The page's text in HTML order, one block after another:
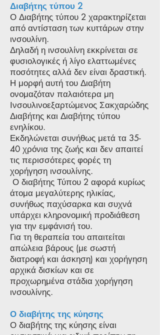
Διαβήτης τύπου 2
Ο Διαβήτης τύπου 2 χαρακτηρίζεται
από αντίσταση των κυττάρων στην
ινσουλίνη.
Δηλαδή η ινσουλίνη εκκρίνεται σε
φυσιολογικές ή λίγο ελαττωμένες
ποσότητες αλλά δεν είναι δραστική.
Η μορφή αυτή του Διαβήτη
ονομαζόταν παλαιότερα μη
Ινσουλινοεξαρτώμενος Σακχαρώδης
Διαβήτης και Διαβήτης τύπου
ενηλίκου.
Εκδηλώνεται συνήθως μετά τα 35-
40 χρόνια της ζωής και δεν απαιτεί
τις περισσότερες φορές τη
χορήγηση ινσουλίνης.
Ο διαβήτης Τύπου 2 αφορά κυρίως
άτομα μεγαλύτερης ηλικίας,
συνήθως παχύσαρκα και συχνά
υπάρχει κληρονομική προδιάθεση
για την εμφάνισή του.
Για τη θεραπεία του απαιτείται
απώλεια βάρους (με σωστή
διατροφή και άσκηση) και χορήγηση
αρχικά δισκίων και σε
προχωρημένα στάδια χορήγηση
ινσουλίνης.
Ο διαβήτης της κύησης
Ο διαβήτης της κύησης είναι